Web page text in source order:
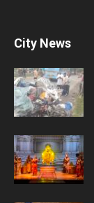
City News